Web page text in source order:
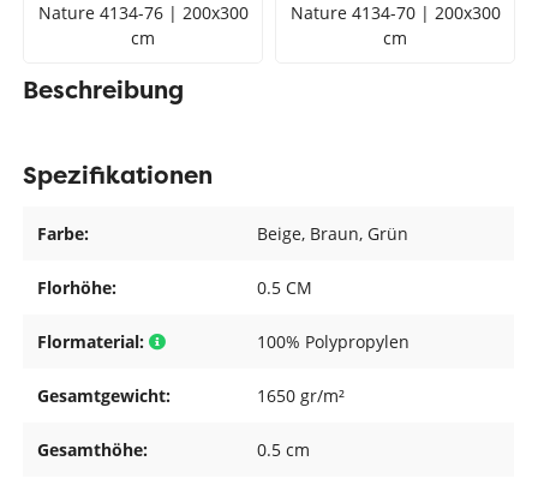
Nature 4134-76 | 200x300
cm
Nature 4134-70 | 200x300
cm
Beschreibung
Spezifikationen
Farbe: Beige, Braun, Grün
Florhöhe: 0.5 CM
Flormaterial: 100% Polypropylen
Gesamtgewicht: 1650 gr/m²
Gesamthöhe: 0.5 cm